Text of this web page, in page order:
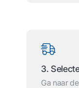
3.
Ga naar